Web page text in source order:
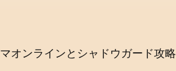
オンラインとシャドウガード攻略